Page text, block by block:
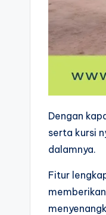
Dengan
serta kursi
dalamnya.
Fitur